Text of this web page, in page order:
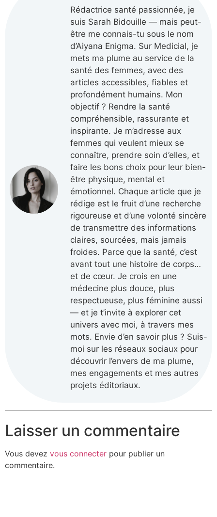
Rédactrice santé passionnée, je
suis Sarah Bidouille — mais peut-
être me connais-tu sous le nom
d’Aiyana Enigma. Sur Medicial, je
mets ma plume au service de la
santé des femmes, avec des
articles accessibles, fiables et
profondément humains. Mon
objectif ? Rendre la santé
compréhensible, rassurante et
inspirante. Je m’adresse aux
femmes qui veulent mieux se
connaître, prendre soin d’elles, et
faire les bons choix pour leur bien-
être physique, mental et
émotionnel. Chaque article que je
rédige est le fruit d’une recherche
rigoureuse et d’une volonté sincère
de transmettre des informations
claires, sourcées, mais jamais
froides. Parce que la santé, c’est
avant tout une histoire de corps…
et de cœur. Je crois en une
médecine plus douce, plus
respectueuse, plus féminine aussi
— et je t’invite à explorer cet
univers avec moi, à travers mes
mots. Envie d’en savoir plus ? Suis-
moi sur les réseaux sociaux pour
découvrir l’envers de ma plume,
mes engagements et mes autres
projets éditoriaux.
Laisser un commentaire
Vous devez vous connecter pour publier un
commentaire.